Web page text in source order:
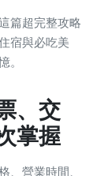
篇超完整攻略
宿與必吃美
。
、交
掌握
、營業時間、